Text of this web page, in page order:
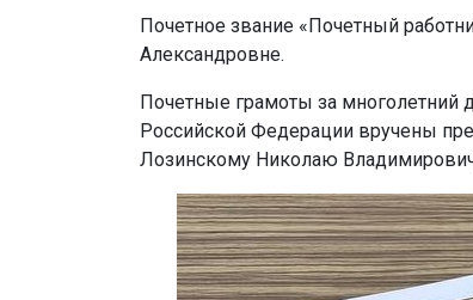
Почетное звание «Почетный
Александровне.
Почетные грамоты за многолетний
Российской Федерации вручены
Лозинскому Николаю